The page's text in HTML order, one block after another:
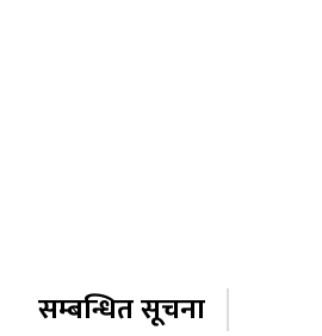
सम्बन्धित सूचना